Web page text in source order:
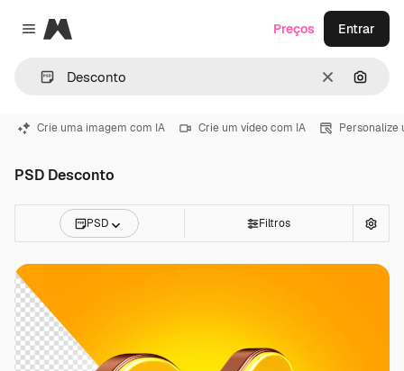
Close menu
Magnific
Limpar
Preços Entrar
Crie uma imagem com IA Crie um vídeo com IA Personalize
PSD Desconto
PSD Filtros